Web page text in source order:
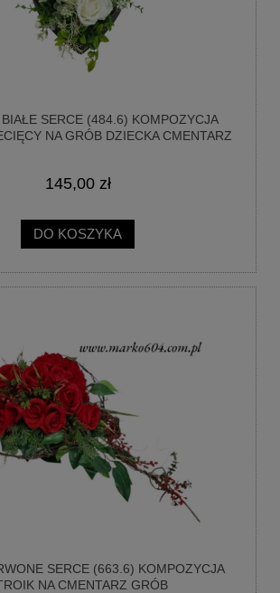
SERCE (484.6) KOMPOZYCJA
NA GRÓB DZIECKA CMENTARZ
145,00 zł
DO KOSZYKA
SERCE (663.6) KOMPOZYCJA
NA CMENTARZ GRÓB